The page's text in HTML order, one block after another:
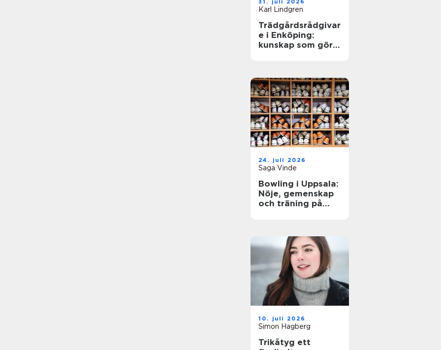
31. juli 2026
Karl Lindgren
Trädgårdsrådgivar
e i Enköping:
kunskap som gör
24. juli 2026
Saga Vinde
Bowling i Uppsala:
Nöje, gemenskap
och träning på
10. juli 2026
Simon Hagberg
Trikåtyg ett